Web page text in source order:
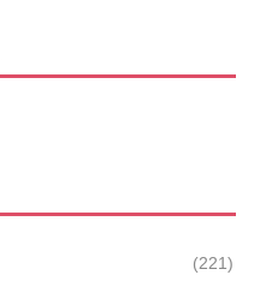
(221)